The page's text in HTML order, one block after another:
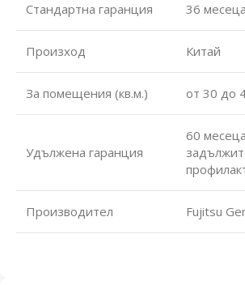
Стандартна гаранция 36 месеца
Произход Китай
За помещения (кв.м.) от 30 до
Удължена гаранция
60
Производител Fujitsu